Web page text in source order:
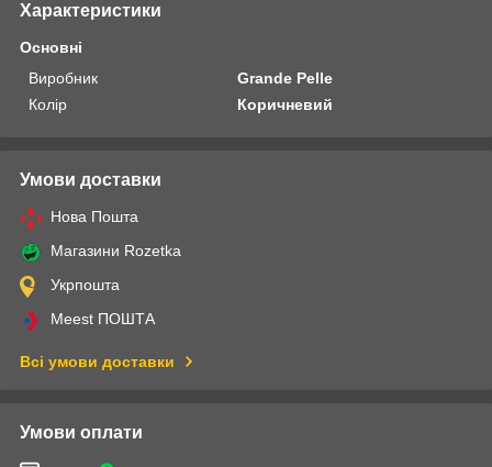
Характеристики
Основні
Виробник
Grande Pelle
Колір
Коричневий
Умови доставки
Нова Пошта
Магазини Rozetka
Укрпошта
Meest ПОШТА
Всі умови доставки
Умови оплати